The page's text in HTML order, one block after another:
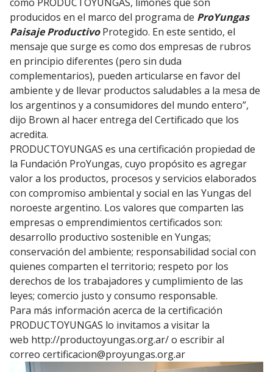
producidos en el marco del programa de ProYungas
Paisaje ProductivoProtegido. En este sentido, el
mensaje que surge es como dos empresas de rubros
en principio diferentes (pero sin duda
complementarios), pueden articularse en favor del
ambiente y de llevar productos saludables a la mesa de
los argentinos y a consumidores del mundo entero”,
dijo Brown al hacer entrega del Certificado que los
acredita.
PRODUCTOYUNGAS es una certificación propiedad de
la Fundación ProYungas, cuyo propósito es agregar
valor a los productos, procesos y servicios elaborados
con compromiso ambiental y social en las Yungas del
noroeste argentino. Los valores que comparten las
empresas o emprendimientos certificados son:
desarrollo productivo sostenible en Yungas;
conservación del ambiente; responsabilidad social con
quienes comparten el territorio; respeto por los
derechos de los trabajadores y cumplimiento de las
leyes; comercio justo y consumo responsable.
Para más información acerca de la certificación
PRODUCTOYUNGAS lo invitamos a visitar la
web http://productoyungas.org.ar/o escribir al
correo certificacion@proyungas.org.ar